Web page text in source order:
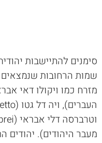
סימנים להתיישבות
שמות הרחובות שנמצאים
מעבר היהודים). יהודים